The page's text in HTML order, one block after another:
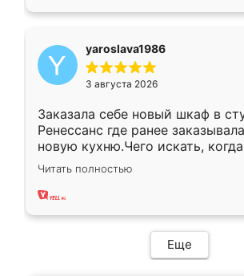
yaroslava1986
3 августа 2026
Заказала себе новый шкаф в
Ренессанс где ранее
новую кухню.Чего искать,
вполне довольна. Служит кухня
два года, нареканий нет.
Читать полностью
Еще